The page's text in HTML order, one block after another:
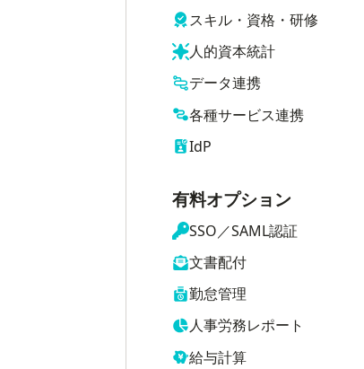
スキル・資格・研修
人的資本統計
データ連携
各種サービス連携
IdP
有料オプション
SSO／SAML認証
文書配付
勤怠管理
人事労務レポート
給与計算